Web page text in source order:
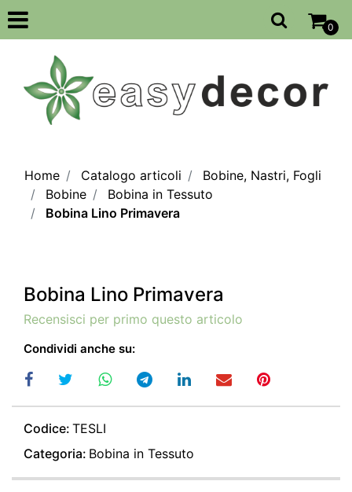
Open
0
Home Catalogo articoli
Bobine, Nastri, Fogli
Bobine
Bobina in Tessuto
Bobina Lino Primavera
Bobina Lino Primavera
Recensisci per primo questo articolo
Condividi anche su:
Codice: TESLI
Categoria: Bobina in Tessuto